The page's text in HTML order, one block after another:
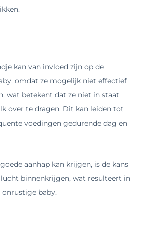
kan van invloed zijn op de
omdat ze mogelijk niet effectief
wat betekent dat ze niet in staat
over te dragen. Dit kan leiden tot
voedingen gedurende dag en
aanhap kan krijgen, is de kans
binnenkrijgen, wat resulteert in
onrustige baby.